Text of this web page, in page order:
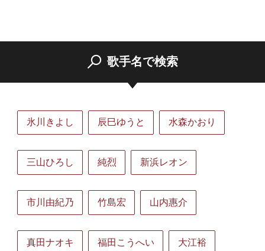
歌手名で検索
氷川きよし 辰巳ゆうと 水森かおり
三山ひろし 純烈 新浜レオン
市川由紀乃 竹島宏 山内惠介
真田ナオキ 福田こうへい 大江裕